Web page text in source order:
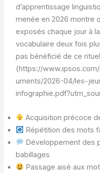
d’apprentissage
menée en 2026 montre
exposés chaque jour à
vocabulaire deux fois
pas bénéficié de ce
(https://
uments/2026-04/les-
Acquisition précoce
Répétition des mots
Développement des
babillages
Passage aisé aux